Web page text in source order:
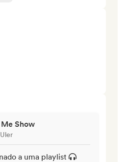
Show
a uma playlist